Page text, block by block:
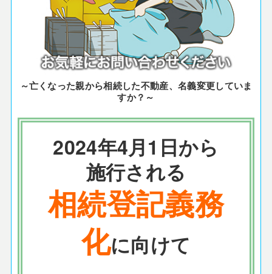
～亡くなった親から相続した不動産、名義変更していま
すか？～
2024年4月1日から
施行される
相続登記義務
化に向けて